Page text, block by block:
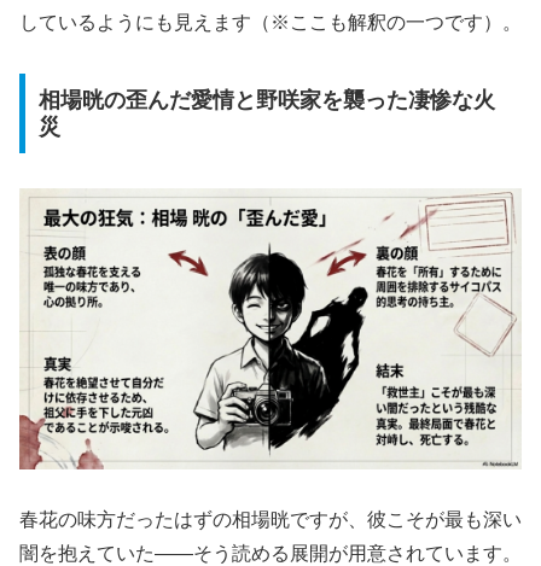
しているようにも見えます（※ここも解釈の一つです）。
相場晄の歪んだ愛情と野咲家を襲った凄惨な火
災
春花の味方だったはずの相場晄ですが、彼こそが最も深い
闇を抱えていた――そう読める展開が用意されています。